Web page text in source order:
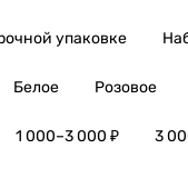
упаковке
Белое Розовое
1 000–3 000 ₽ 3